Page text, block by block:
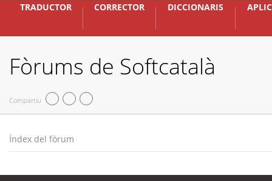
TRADUCTOR CORRECTOR DICCIONARIS
Fòrums de Softcatalà
Compartiu
Índex del fòrum